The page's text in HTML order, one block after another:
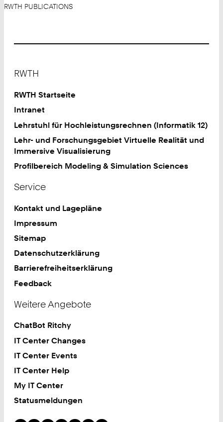
RWTH PUBLICATIONS
RWTH
RWTH Startseite
Intranet
Lehrstuhl für Hochleistungsrechnen (Informatik 12)
Lehr- und Forschungsgebiet Virtuelle Realität und
Immersive Visualisierung
Profilbereich Modeling & Simulation Sciences
Service
Kontakt und Lagepläne
Impressum
Sitemap
Datenschutzerklärung
Barrierefreiheitserklärung
Feedback
Weitere Angebote
ChatBot Ritchy
IT Center Changes
IT Center Events
IT Center Help
My IT Center
Statusmeldungen